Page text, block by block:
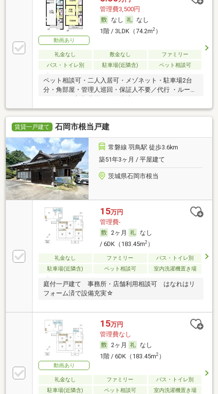
動画あり
管理費3,500円
なし
なし
1階 / 3LDK（74.2m2）
礼金なし 敷金なし
ファミリー
バス・トイレ別
駐車場(近隣含) ペット相談可
ペット相談可・二人入居可・メゾネット・駐車場2台
分・角部屋・管理人巡回・保証人不要／代行 ・ルーム
賃貸一戸建て 石岡市根当戸建
常磐線 羽鳥駅 徒歩3.6km
築51年3ヶ月 / 平屋建て
茨城県石岡市根当
15万円
管理費-
2ヶ月
なし
/ 6DK（183.45m2）
礼金なし ファミリー
バス・トイレ別
駐車場(近隣含)
ペット相談可 室内洗濯機置き場
庭付一戸建て 事務所・店舗利用相談可 はなれはリ
フォーム済で設備充実☆
動画あり
15万円
管理費なし
2ヶ月
なし
1階 / 6DK（183.45m2）
礼金なし ファミリー
バス・トイレ別
駐車場(近隣含)
ペット相談可 室内洗濯機置き場